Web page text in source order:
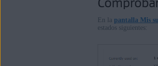
En la pantalla Mis
estados siguientes: